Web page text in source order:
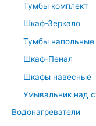
Тумбы комплект
Шкаф-Зеркало
Тумбы напольные
Шкаф-Пенал
Шкафы навесные
Умывальник над
Водонагреватели